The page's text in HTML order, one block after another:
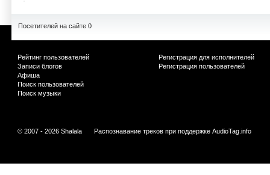
Посетителей на сайте 0
Рейтинг пользователей
Записи блогов
Афиша
Поиск пользователей
Поиск музыки
Регистрация для исполнителей
Регистрация пользователей
© 2007 - 2026 Shalala Распознавание треков при поддержке AudioTag.info